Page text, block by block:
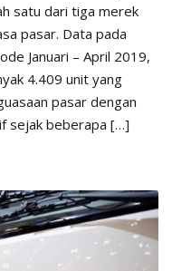
satu dari tiga merek
pasar. Data pada
Januari – April 2019,
4.409 unit yang
pasar dengan
sejak beberapa […]